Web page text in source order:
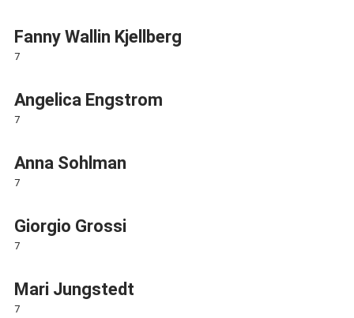
Fanny Wallin Kjellberg
7
Angelica Engstrom
7
Anna Sohlman
7
Giorgio Grossi
7
Mari Jungstedt
7